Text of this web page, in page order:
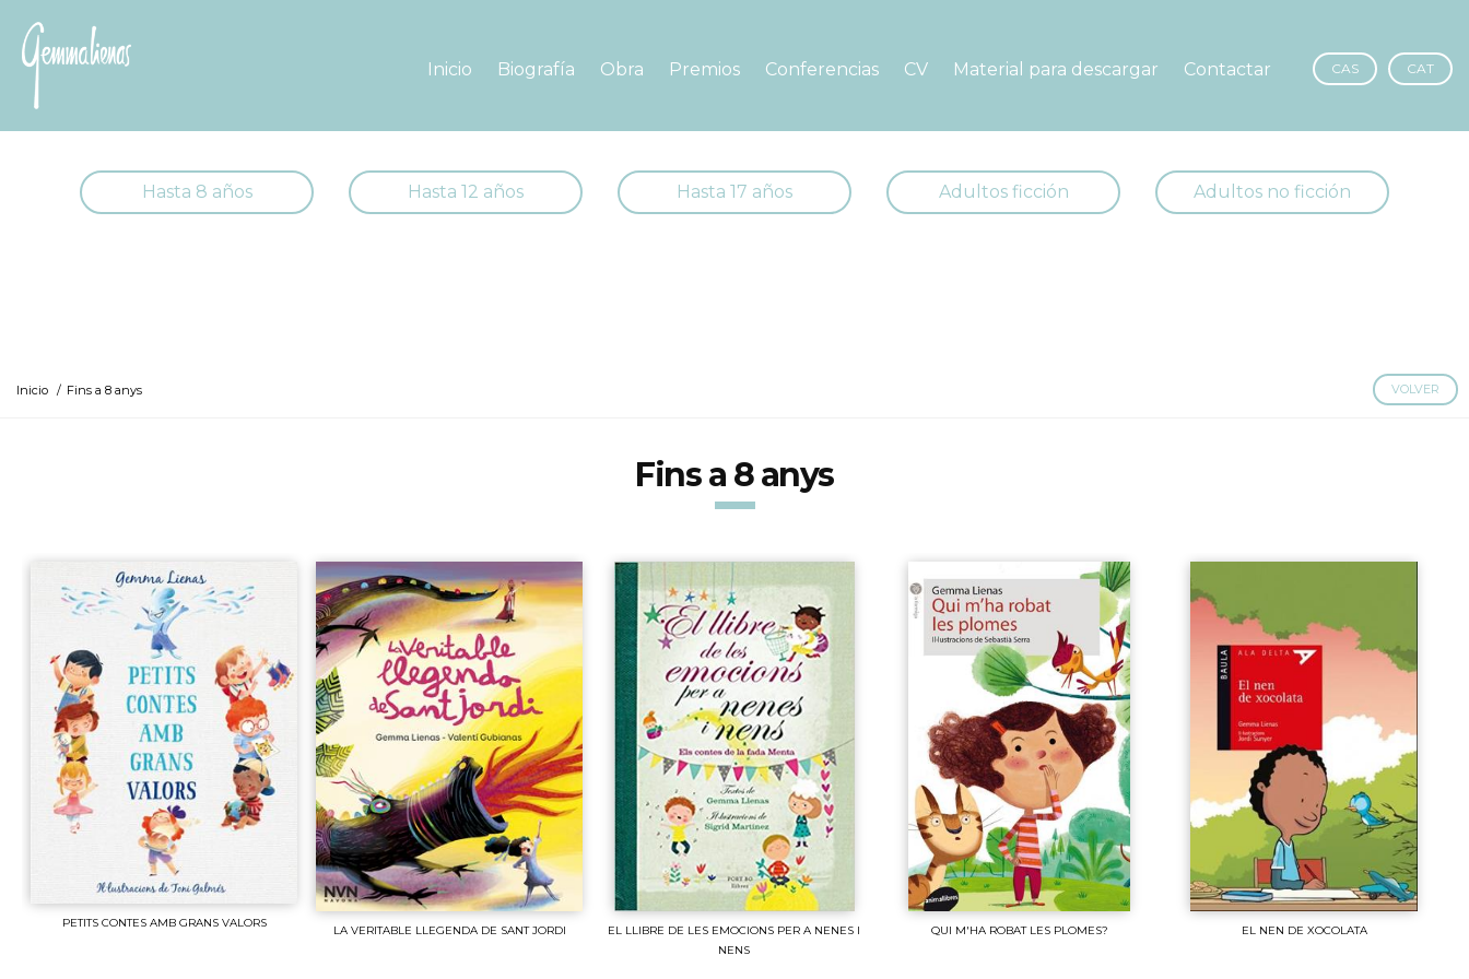
CAS CAT
Inicio Biografía Obra Premios Conferencias CV Material para descargar Contactar
Hasta 8 años Hasta 12 años Hasta 17 años Adultos ficción Adultos no ficción
Inicio / Fins a 8 anys VOLVER
Fins a 8 anys
PETITS CONTES AMB GRANS VALORS
LA VERITABLE LLEGENDA DE SANT JORDI
EL LLIBRE DE LES EMOCIONS PER A NENES I
NENS
QUI M'HA ROBAT LES PLOMES? EL NEN DE XOCOLATA